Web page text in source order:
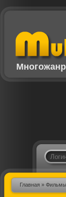
Главная » Фильмы